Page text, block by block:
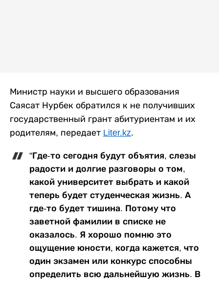
Министр науки и высшего образования
Саясат Нурбек обратился к не получивших
государственный грант абитуриентам и их
родителям, передает Liter.kz.
"Где-то сегодня будут объятия, слезы
радости и долгие разговоры о том,
какой университет выбрать и какой
теперь будет студенческая жизнь. А
где-то будет тишина. Потому что
заветной фамилии в списке не
оказалось. Я хорошо помню это
ощущение юности, когда кажется, что
один экзамен или конкурс способны
определить всю дальнейшую жизнь. В